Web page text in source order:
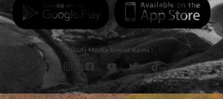
Ikuti Media Sosial Kami :